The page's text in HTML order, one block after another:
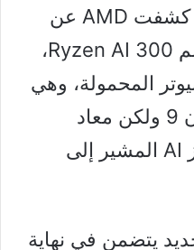
2024 لأجهزة الكمبيوتر، كشفت AMD عن
معالجات جديدة تحت اسم Ryzen AI 300،
المحمولة، وهي
عبارة عن معالجات رايزن 9 ولكن معاد
تسميتها لتحتوي على رمز AI المشير إلى
يتضمن في نهاية